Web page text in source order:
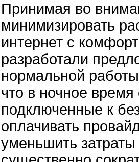
Принимая во
минимизировать
интернет с
разработали
нормальной
что в ночное
подключенные к
оплачивать
уменьшить